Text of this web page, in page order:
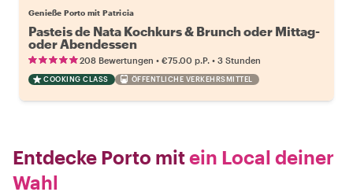
Genieße Porto mit Patricia
Pasteis de Nata Kochkurs & Brunch oder Mittag-
oder Abendessen
208 Bewertungen • €75.00 p.P. • 3 Stunden
COOKING CLASS ÖFFENTLICHE VERKEHRSMITTEL
Entdecke Porto mitein Local deiner
Wahl